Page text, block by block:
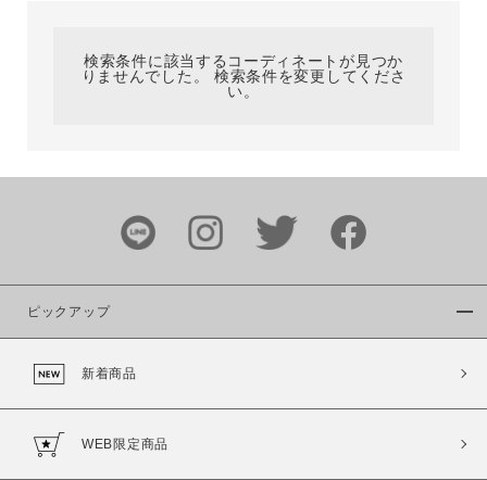
カラー
検索条件に該当するコーディネートが見つか
りませんでした。 検索条件を変更してくださ
い。
ピックアップ
新着商品
WEB限定商品